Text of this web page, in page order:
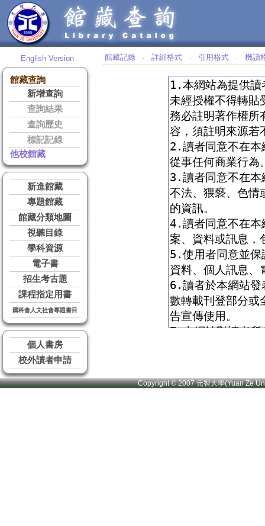
English Version
館藏查詢
新增查詢
查詢結果
查詢歷史
標記記錄
他校館藏
新進館藏
專題館藏
館藏分類地圖
視聽目錄
學科資源
電子書
招生考古題
課程指定用書
國科會人文社會專題書目
個人書房
校外讀者申請
館藏記錄 ‧ 詳細格式 ‧ 引用格式 ‧ 機讀
Copyright © 2007 元智大學(Yuan Ze